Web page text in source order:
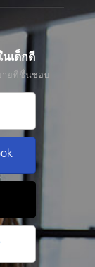
เด็กดี
ายที่ชื่นชอบ